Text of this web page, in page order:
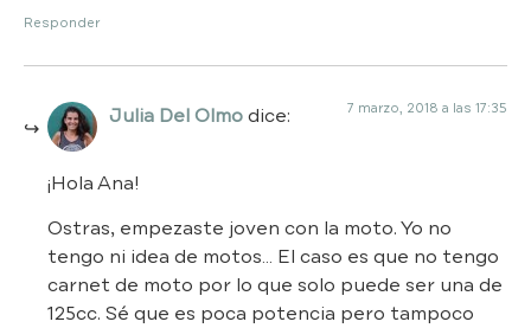
Responder
Julia Del Olmodice: 7 marzo, 2018 a las 17:35
¡Hola Ana!
Ostras, empezaste joven con la moto. Yo no
tengo ni idea de motos… El caso es que no tengo
carnet de moto por lo que solo puede ser una de
125cc. Sé que es poca potencia pero tampoco